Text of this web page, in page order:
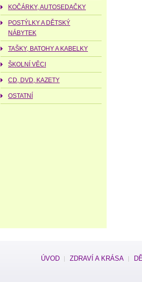
KOČÁRKY, AUTOSEDAČKY
POSTÝLKY A DĚTSKÝ
NÁBYTEK
TAŠKY, BATOHY A KABELKY
ŠKOLNÍ VĚCI
CD, DVD, KAZETY
OSTATNÍ
ÚVOD ZDRAVÍ A KRÁSA